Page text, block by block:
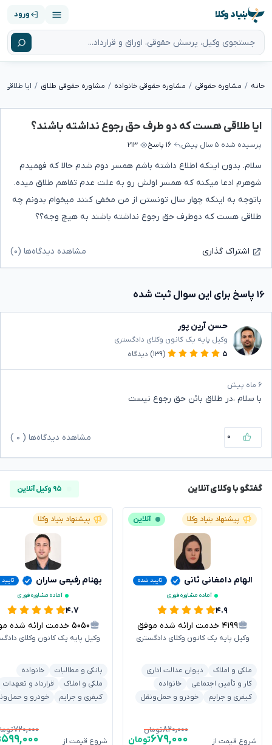
بنیاد وکلا ورود
خانه مشاوره حقوقی مشاوره حقوقی خانواده مشاوره حقوقی طلاق ایا
ایا طلاقی هست که دو طرف حق رجوع نداشته باشند؟
پرسیده شده ۵ سال پیش ۱۶ پاسخ ۲۱۳
سلام. بدون اینکه اطلاع داشته باشم همسر دوم شدم حالا که فهمیدم
شوهرم ادعا میکنه که همسر اولش رو به علت عدم تفاهم طلاق میده.
باتوجه به اینکه چهار سال تونستن از من مخفی کنند میخوام بدونم چه
طلاقی هست که دوطرف حق رجوع نداشته باشند به هیچ وجه؟؟
اشتراک گذاری مشاهده دیدگاه‌ها (۰)
۱۶ پاسخ برای این سوال ثبت شده
حسن آرین پور
وکیل پایه یک کانون وکلای دادگستری
۵
(۱۳۹) دیدگاه
۶ ماه پیش
با سلام ،در طلاق بائن حق رجوع نیست
۰ مشاهده دیدگاه‌ها ( ۰
گفتگو با وکلای آنلاین ۹۵ وکیل آنلاین
پیشنهاد بنیاد وکلا آنلاین
الهام دامغانی ثانی
تایید شده
آماده مشاوره فوری
۴.۹
۴۱۹۹ خدمت ارائه شده موفق
وکیل پایه یک کانون وکلای دادگستری
ملکی و املاک
دیوان عدالت اداری
کار و تأمین اجتماعی
خانواده
کیفری و جرایم
خودرو و حمل‌ونقل
شروع قیمت از
۸۲۰,۰۰۰تومان
۶۷۹,۰۰۰تومان
پیشنهاد بنیاد وکلا
بهنام رفیعی ساران
آماده مشاوره فوری
۴.۷
۵۰۵۰ خدمت ارائه شده موفق
وکیل پایه یک کانون وکلای
بانکی و مطالبات
خانواده
ملکی و املاک
قرارداد و تعهدات
کیفری و جرایم
خودرو و
شروع قیمت از
۷۲۰,۰۰۰
۵۹۹,۰۰۰